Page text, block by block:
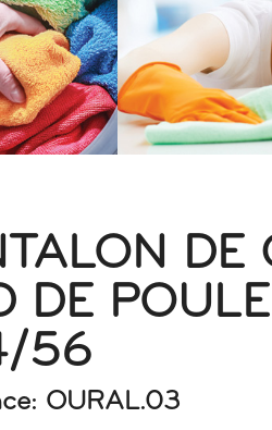
DE
DE
56
OURAL.03